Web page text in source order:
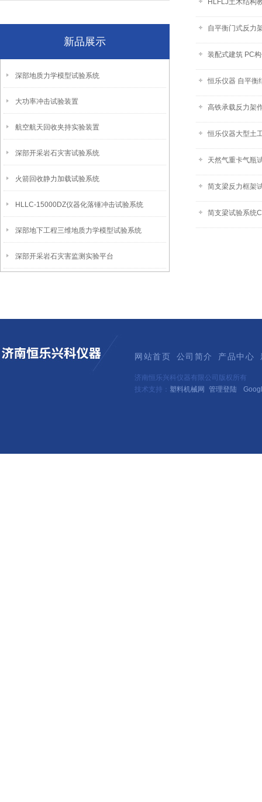
新品展示
深部地质力学模型试验系统
大功率冲击试验装置
航空航天回收夹持实验装置
深部开采岩石灾害试验系统
火箭回收静力加载试验系统
HLLC-15000DZ仪器化落锤冲击试验系统
深部地下工程三维地质力学模型试验系统
深部开采岩石灾害监测实验平台
HLFLJ土木结构
自平衡门式反力
装配式建筑 PC
恒乐仪器 自平衡
高铁承载反力架
恒乐仪器大型土
天然气重卡气瓶
简支梁反力框架
简支梁试验系统
网站首页 公司简介 产品中心
济南恒乐兴科仪器有限公司版权所有
技术支持： 塑料机械网 管理登陆